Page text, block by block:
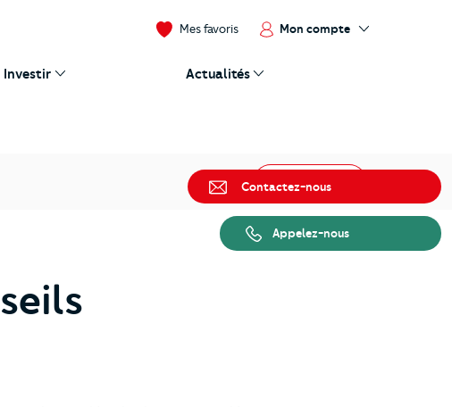
Mes favoris Mon compte
Investir Actualités
Contactez-nous
Appelez-nous